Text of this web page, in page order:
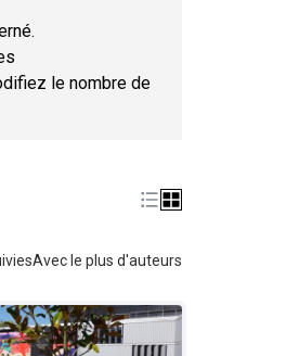
le nombre de
Avec le plus d'auteurs